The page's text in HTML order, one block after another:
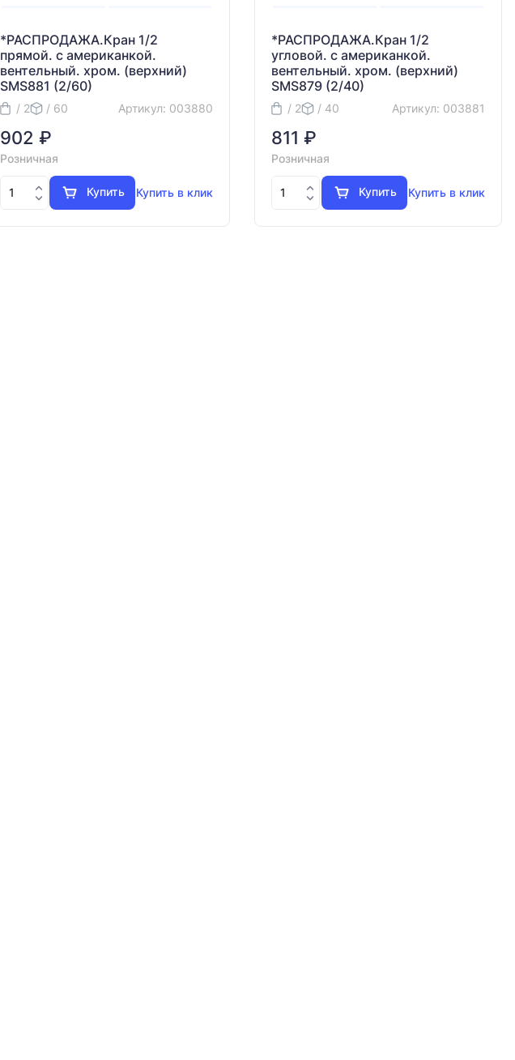
*РАСПРОДАЖА.Кран 1/2
прямой. с американкой.
вентельный. хром. (верхний)
SMS881 (2/60)
/ 2 / 60 Артикул: 003880
902 ₽
Розничная
Купить Купить в клик
*РАСПРОДАЖА.Кран 1/2
угловой. с американкой.
вентельный. хром. (верхний)
SMS879 (2/40)
/ 2 / 40 Артикул: 003881
811 ₽
Розничная
Купить Купить в клик